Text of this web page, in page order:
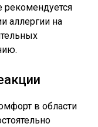
рекомендуется
аллергии на
в области